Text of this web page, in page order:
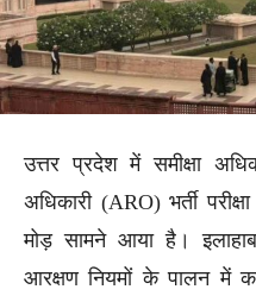
उत्तर प्रदेश में समीक्षा
अधिकारी (ARO) भर्ती
मोड़ सामने आया है।
आरक्षण नियमों के पालन में